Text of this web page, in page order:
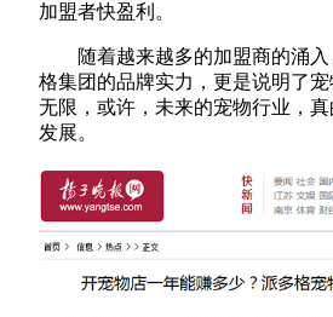
加盟者快盈利。
随着越来越多的加盟商的涌入
格集团的品牌实力，更是说明了
无限，或许，未来的宠物行业，
发展。